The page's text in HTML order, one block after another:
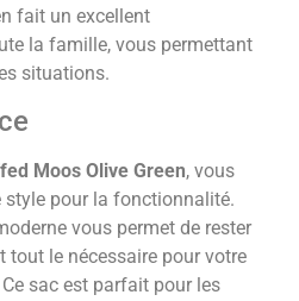
fait un excellent
la famille, vous permettant
situations.
Moos Olive Green, vous
style pour la fonctionnalité.
vous permet de rester
tout le nécessaire pour votre
sac est parfait pour les